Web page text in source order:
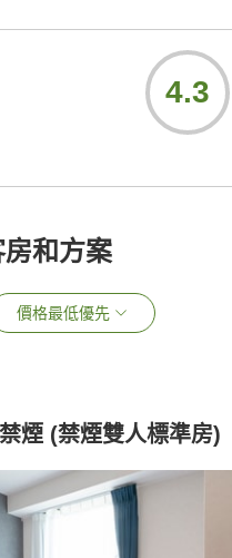
4.3
和方案
價格最低優先
煙 (禁煙雙人標準房)